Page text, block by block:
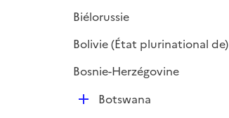
l
e
Biélorussie
Bolivie (État plurinational de)
Bosnie-Herzégovine
DBotswana